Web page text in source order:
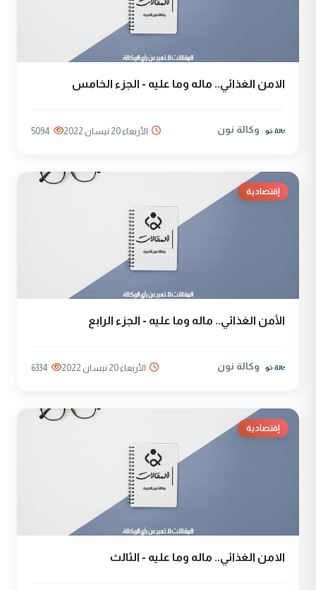
الامن الغذائي.. ماله وما عليه - الجزء الخامس
وكالة نون الأربعاء 20 نيسان 2022 5094
إقتصادية
الأمن الغذائي.. ماله وما عليه - الجزء الرابع
وكالة نون الأربعاء 20 نيسان 2022 6334
إقتصادية
الامن الغذائي.. ماله وما عليه - الثالث